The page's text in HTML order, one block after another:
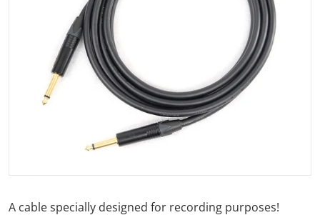
Open media 1 in gallery view
A cable specially designed for recording purposes!